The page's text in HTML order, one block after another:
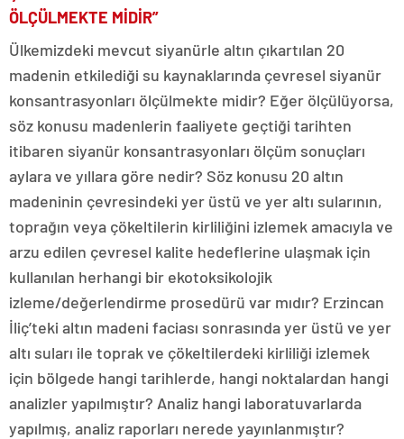
ÖLÇÜLMEKTE MİDİR”
Ülkemizdeki mevcut siyanürle altın çıkartılan 20
madenin etkilediği su kaynaklarında çevresel siyanür
konsantrasyonları ölçülmekte midir? Eğer ölçülüyorsa,
söz konusu madenlerin faaliyete geçtiği tarihten
itibaren siyanür konsantrasyonları ölçüm sonuçları
aylara ve yıllara göre nedir? Söz konusu 20 altın
madeninin çevresindeki yer üstü ve yer altı sularının,
toprağın veya çökeltilerin kirliliğini izlemek amacıyla ve
arzu edilen çevresel kalite hedeflerine ulaşmak için
kullanılan herhangi bir ekotoksikolojik
izleme/değerlendirme prosedürü var mıdır? Erzincan
İliç’teki altın madeni faciası sonrasında yer üstü ve yer
altı suları ile toprak ve çökeltilerdeki kirliliği izlemek
için bölgede hangi tarihlerde, hangi noktalardan hangi
analizler yapılmıştır? Analiz hangi laboratuvarlarda
yapılmış, analiz raporları nerede yayınlanmıştır?